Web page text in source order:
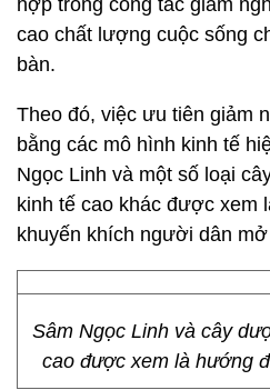
hợp trong công tác giảm
cao chất lượng cuộc sống
bàn.
Theo đó, việc ưu tiên giảm
bằng các mô hình kinh tế
Ngọc Linh và một số loại
kinh tế cao khác được xem
khuyến khích người dân
Sâm Ngọc Linh và cây
cao được xem là hướng